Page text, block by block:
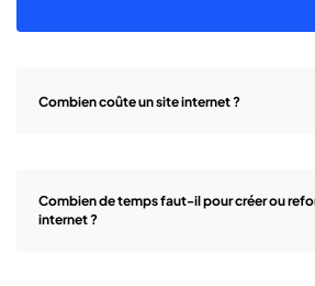
Combien coûte un site internet ?
Combien de temps faut-il pour créer ou
internet ?